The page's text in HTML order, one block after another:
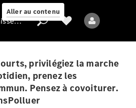
Aller au contenu
Fournisseur / Protection des données
privilégiez la marche
prenez les
Pensez à covoiturer.